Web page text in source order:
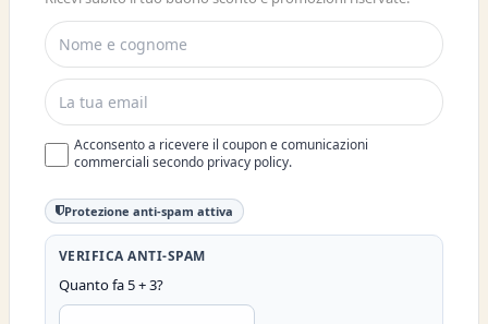
SCONTO DEL 10%
Acconsento a ricevere il coupon e comunicazioni
commerciali secondo privacy policy.
Protezione anti-spam attiva
VERIFICA ANTI-SPAM
Quanto fa 5 + 3?